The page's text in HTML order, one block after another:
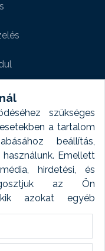
szükséges
a tartalom
beállítás,
Emellett
hirdetési, és
az Ön
azokat egyéb
A sütik
végzünk és
töröljük. A